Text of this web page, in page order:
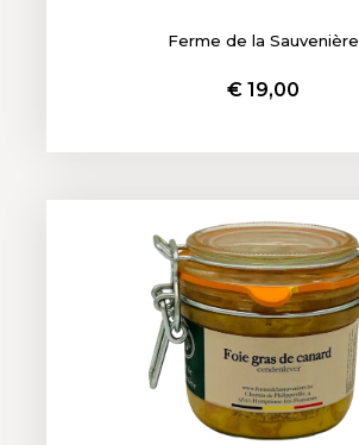
Ferme de la Sauvenière
€19,00